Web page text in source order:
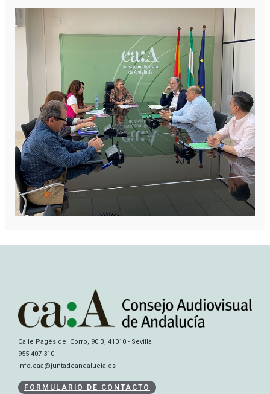
Calle Pagés del Corro, 90 B, 41010 - Sevilla
955 407 310
info.caa@juntadeandalucia.es
FORMULARIO DE CONTACTO